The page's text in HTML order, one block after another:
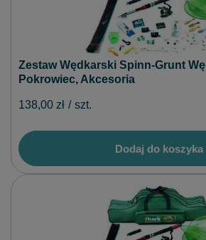
Zestaw Wędkarski Spinn-Grunt
Pokrowiec, Akcesoria
138,00 zł / szt.
Dodaj do koszyka